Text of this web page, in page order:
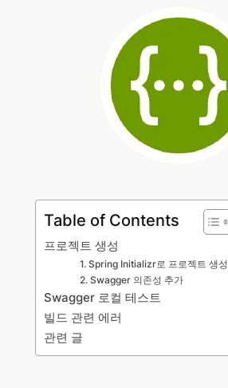
Table of Contents
프로젝트 생성
1. Spring Initializr로 프로젝트 생성
2. Swagger 의존성 추가
Swagger 로컬 테스트
빌드 관련 에러
관련 글